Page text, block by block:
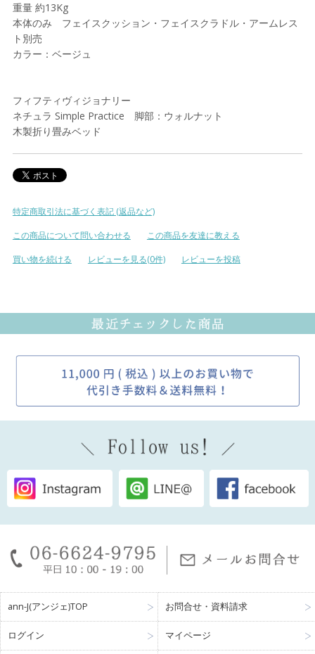
重量 約13Kg
本体のみ フェイスクッション・フェイスクラドル・アームレス
ト別売
カラー：ベージュ
フィフティヴィジョナリー
ネチュラ Simple Practice 脚部：ウォルナット
木製折り畳みベッド
特定商取引法に基づく表記 (返品など)
この商品について問い合わせる
この商品を友達に教える
買い物を続ける
レビューを見る(0件) レビューを投稿
ann-J(アンジェ)TOP お問合せ・資料請求
ログイン マイページ